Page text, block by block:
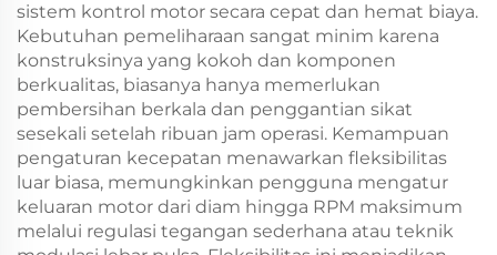
sistem kontrol motor secara cepat dan hemat biaya.
Kebutuhan pemeliharaan sangat minim karena
konstruksinya yang kokoh dan komponen
berkualitas, biasanya hanya memerlukan
pembersihan berkala dan penggantian sikat
sesekali setelah ribuan jam operasi. Kemampuan
pengaturan kecepatan menawarkan fleksibilitas
luar biasa, memungkinkan pengguna mengatur
keluaran motor dari diam hingga RPM maksimum
melalui regulasi tegangan sederhana atau teknik